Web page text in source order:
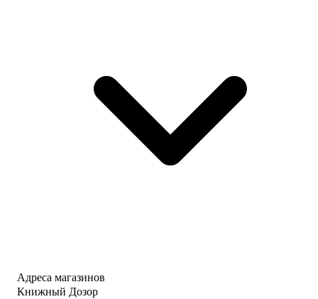
Адреса магазинов
Книжный Дозор